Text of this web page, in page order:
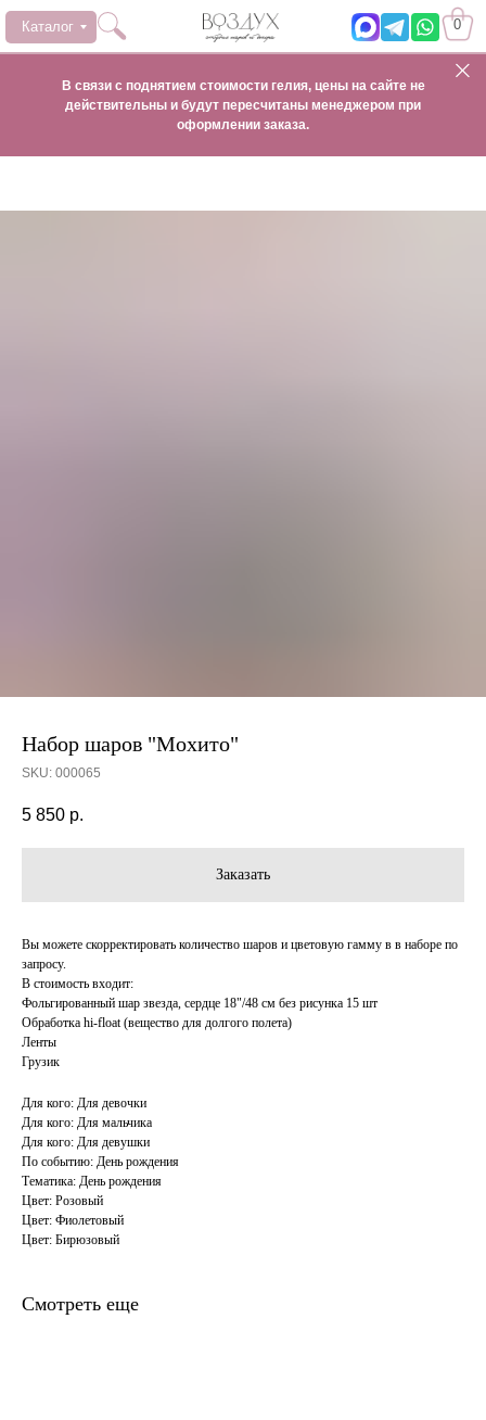
0
Каталог
В связи с поднятием стоимости гелия, цены на сайте не
действительны и будут пересчитаны менеджером при
оформлении заказа.
Набор шаров "Мохито"
SKU: 000065
5 850 р.
Заказать
Вы можете скорректировать количество шаров и цветовую гамму в в наборе по
запросу.
В стоимость входит:
Фольгированный шар звезда, сердце 18"/48 см без рисунка 15 шт
Обработка hi-float (вещество для долгого полета)
Ленты
Грузик
Для кого: Для девочки
Для кого: Для мальчика
Для кого: Для девушки
По событию: День рождения
Тематика: День рождения
Цвет: Розовый
Цвет: Фиолетовый
Цвет: Бирюзовый
Смотреть еще